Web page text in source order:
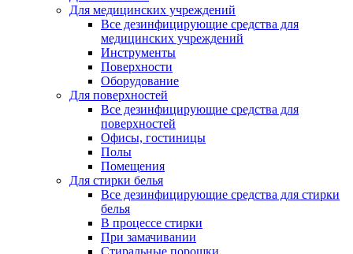
Для медицинских учреждений
Все дезинфицирующие средства для
медицинских учреждений
Инструменты
Поверхности
Оборудование
Для поверхностей
Все дезинфицирующие средства для
поверхностей
Офисы, гостиницы
Полы
Помещения
Для стирки белья
Все дезинфицирующие средства для стирки
белья
В процессе стирки
При замачивании
Стиральные порошки